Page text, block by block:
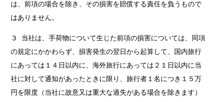
は、前項の場合を除き、その損害を賠償する責任を負うもので
はありません。
３ 当社は、手荷物について生じた前項の損害については、同項
の規定にかかわらず、損害発生の翌日から起算して、国内旅行
にあっては１４日以内に、海外旅行にあっては２１日以内に当
社に対して通知があったときに限り、旅行者１名につき１５万
円を限度（当社に故意又は重大な過失がある場合を除きます）